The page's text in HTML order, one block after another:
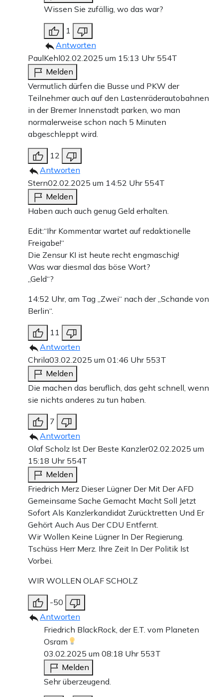
Wissen Sie zufällig, wo das war?
1
Antworten
PaulKehl02.02.2025 um 15:13 Uhr 554T
Melden
Vermutlich dürfen die Busse und PKW der
Teilnehmer auch auf den Lastenräderautobahnen
in der Bremer Innenstadt parken, wo man
normalerweise schon nach 5 Minuten
abgeschleppt wird.
12
Antworten
Stern02.02.2025 um 14:52 Uhr 554T
Melden
Haben auch auch genug Geld erhalten.
Edit:“Ihr Kommentar wartet auf redaktionelle
Freigabe!“
Die Zensur KI ist heute recht engmaschig!
Was war diesmal das böse Wort?
„Geld“?
14:52 Uhr, am Tag „Zwei“ nach der „Schande von
Berlin“.
11
Antworten
Chrila03.02.2025 um 01:46 Uhr 553T
Melden
Die machen das beruflich, das geht schnell, wenn
sie nichts anderes zu tun haben.
7
Antworten
Olaf Scholz Ist Der Beste Kanzler02.02.2025 um
15:18 Uhr 554T
Melden
Friedrich Merz Dieser Lügner Der Mit Der AFD
Gemeinsame Sache Gemacht Macht Soll Jetzt
Sofort Als Kanzlerkandidat Zurücktretten Und Er
Gehört Auch Aus Der CDU Entfernt.
Wir Wollen Keine Lügner In Der Regierung.
Tschüss Herr Merz. Ihre Zeit In Der Politik Ist
Vorbei.
WIR WOLLEN OLAF SCHOLZ
-50
Antworten
Friedrich BlackRock, der E.T. vom Planeten
Osram
03.02.2025 um 08:18 Uhr 553T
Melden
Sehr überzeugend.